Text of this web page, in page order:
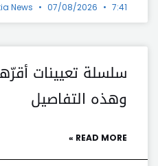
News 07/08/2026 7:41 م
سلسلة تعيينات
وهذه التفاصيل
READ MORE »